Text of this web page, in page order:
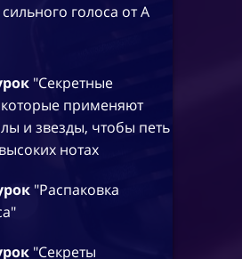
"Распаковка
"Секреты
"Секретные
применяют
и звезды, чтобы петь
нотах
голоса от А